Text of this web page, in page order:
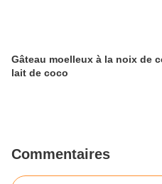
Gâteau moelleux à la noix de
lait de coco
Commentaires